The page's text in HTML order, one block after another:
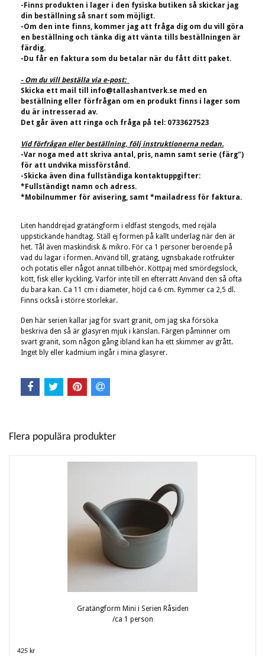
-Finns produkten i lager i den fysiska butiken så skickar jag
din beställning så snart som möjligt.
-Om den inte finns, kommer jag att fråga dig om du vill göra
en beställning och tänka dig att vänta tills beställningen är
färdig.
-Du får en faktura som du betalar när du fått ditt paket.
- Om du vill beställa via e-post:
Skicka ett mail till info@tallashantverk.se med en
beställning eller förfrågan om en produkt finns i lager som
du är intresserad av.
Det går även att ringa och fråga på tel: 0733627523
Vid förfrågan eller beställning, följ instruktionerna nedan.
-Var noga med att skriva antal, pris, namn samt serie (färg")
för att undvika missförstånd.
-Skicka även dina fullständiga kontaktuppgifter:
*Fullständigt namn och adress.
*Mobilnummer för avisering, samt *mailadress för faktura.
Liten handdrejad gratängform i eldfast stengods, med rejäla
uppstickande handtag. Ställ ej formen på kallt underlag när den är
het. Tål även maskindisk & mikro. För ca 1 personer beroende på
vad du lagar i formen. Använd till, gratäng, ugnsbakade rotfrukter
och potatis eller något annat tillbehör. Köttpaj med smördegslock,
kött, fisk eller kyckling. Varför inte till en efterrätt Använd den så ofta
du bara kan. Ca 11 cm i diameter, höjd ca 6 cm. Rymmer ca 2,5 dl.
Finns också i större storlekar.
Den här serien kallar jag för svart granit, om jag ska försöka
beskriva den så är glasyren mjuk i känslan. Färgen påminner om
svart granit, som någon gång ibland kan ha ett skimmer av grått.
Inget bly eller kadmium ingår i mina glasyrer.
Flera populära produkter
Gratängform Mini i Serien Råsiden
/ca 1 person
425 kr